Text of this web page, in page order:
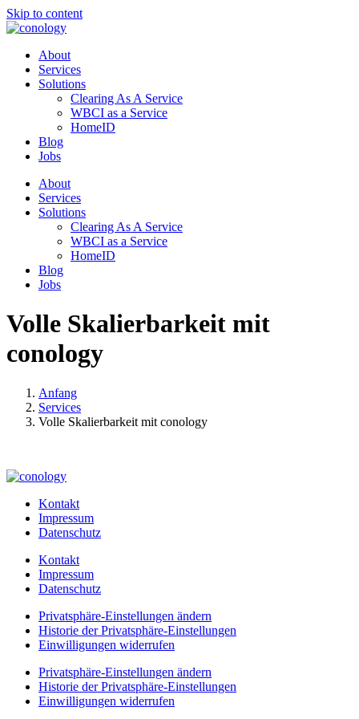
Skip to content
About
Services
Solutions
Clearing As A Service
WBCI as a Service
HomeID
Blog
Jobs
About
Services
Solutions
Clearing As A Service
WBCI as a Service
HomeID
Blog
Jobs
Volle Skalierbarkeit mit
conology
Anfang
Services
Volle Skalierbarkeit mit conology
Kontakt
Impressum
Datenschutz
Kontakt
Impressum
Datenschutz
Privatsphäre-Einstellungen ändern
Historie der Privatsphäre-Einstellungen
Einwilligungen widerrufen
Privatsphäre-Einstellungen ändern
Historie der Privatsphäre-Einstellungen
Einwilligungen widerrufen